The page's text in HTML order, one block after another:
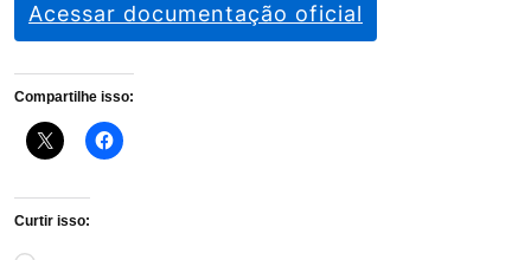
Acessar documentação oficial
Compartilhe isso:
Curtir isso: